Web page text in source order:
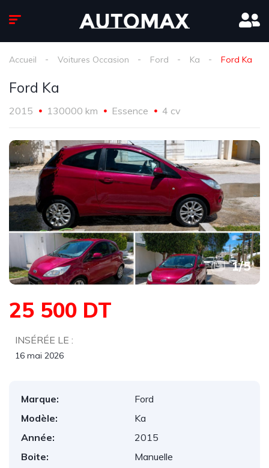
Accueil Voitures Occasion Ford Ka Ford Ka
Ford Ka
2015 130000 km Essence 4 cv
1/5
25 500 DT
INSÉRÉE LE :
16 mai 2026
Marque:
Ford
Modèle:
Ka
Année:
2015
Boite:
Manuelle